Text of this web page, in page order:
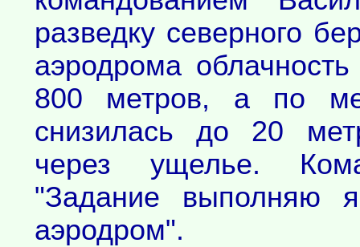
разведку северного
аэродрома
800 метров, а по
снизилась до 20
через ущелье.
"Задание выполняю
аэродром".